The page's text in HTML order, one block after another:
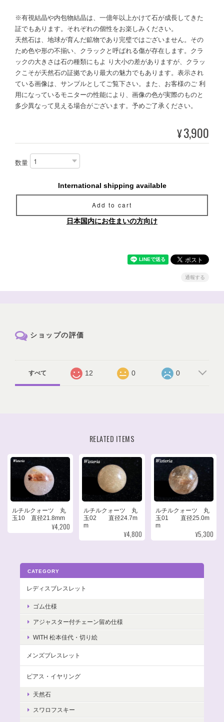
※有視結晶や内包物結晶は、一億年以上かけて石が成長してきた
証でもあります。それぞれの個性をお楽しみください。
天然石は、地球が育んだ鉱物であり完璧ではございません。その
ため色や形の不揃い、クラックと呼ばれる傷が存在します。クラ
ックの大きさは石の種類にもよ り大小の差がありますが、クラッ
クこそが天然石の証拠であり最大の魅力でもあります。表示され
ている画像は、サンプルとしてご覧下さい。また、お客様のご 利
用になっているモニターの性能により、画像の色が実際のものと
多少異なって見える場合がございます。予めご了承ください。
¥3,900
数量
International shipping available
Add to cart
日本国内にお住まいの方向け
通報する
ショップの評価
すべて 12 0 0
RELATED ITEMS
ルチルクォーツ 丸
玉10 直径21.8mm
¥4,200
ルチルクォーツ 丸
玉02 直径24.7m
m
¥4,800
ルチルクォーツ 丸
玉01 直径25.0m
m
¥5,300
CATEGORY
レディスブレスレット
ゴム仕様
アジャスター付チェーン留め仕様
WITH 松本佳代・切り絵
メンズブレスレット
ピアス・イヤリング
天然石
スワロフスキー